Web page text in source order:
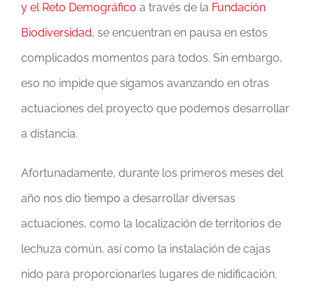
y el Reto Demográfico a través de la Fundación
Biodiversidad, se encuentran en pausa en estos
complicados momentos para todos. Sin embargo,
eso no impide que sigamos avanzando en otras
actuaciones del proyecto que podemos desarrollar
a distancia.
Afortunadamente, durante los primeros meses del
año nos dio tiempo a desarrollar diversas
actuaciones, como la localización de territorios de
lechuza común, así como la instalación de cajas
nido para proporcionarles lugares de nidificación.